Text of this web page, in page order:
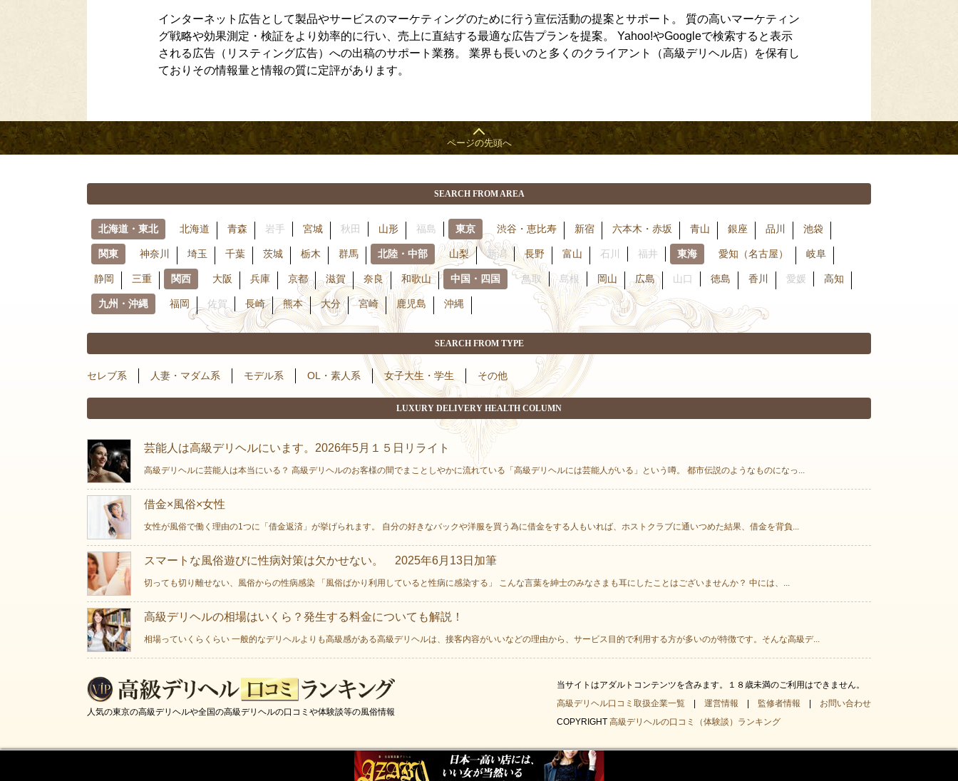
インターネット広告として製品やサービスのマーケティングのために行う宣伝活動の提案とサポート。 質の高いマーケティン
グ戦略や効果測定・検証をより効率的に行い、売上に直結する最適な広告プランを提案。 Yahoo!やGoogleで検索すると表示
される広告（リスティング広告）への出稿のサポート業務。 業界も長いのと多くのクライアント（高級デリヘル店）を保有し
ておりその情報量と情報の質に定評があります。
SEARCH FROM AREA
北海道・東北 北海道 青森 岩手 宮城 秋田 山形 福島 東京 渋谷・恵比寿 新宿 六本木・赤坂 青山 銀座 品川 池袋
関東 神奈川 埼玉 千葉 茨城 栃木 群馬 北陸・中部 山梨 新潟 長野 富山 石川 福井 東海 愛知（名古屋） 岐阜
静岡 三重 関西 大阪 兵庫 京都 滋賀 奈良 和歌山 中国・四国 鳥取 島根 岡山 広島 山口 徳島 香川 愛媛 高知
九州・沖縄 福岡 佐賀 長崎 熊本 大分 宮崎 鹿児島 沖縄
SEARCH FROM TYPE
セレブ系 人妻・マダム系 モデル系 OL・素人系 女子大生・学生 その他
LUXURY DELIVERY HEALTH COLUMN
芸能人は高級デリヘルにいます。2026年5月１５日リライト
高級デリヘルに芸能人は本当にいる？ 高級デリヘルのお客様の間でまことしやかに流れている「高級デリヘルには芸能人がいる」という噂。 都市伝説のようなものになっ...
借金×風俗×女性
女性が風俗で働く理由の1つに「借金返済」が挙げられます。 自分の好きなバックや洋服を買う為に借金をする人もいれば、ホストクラブに通いつめた結果、借金を背負...
スマートな風俗遊びに性病対策は欠かせない。 2025年6月13日加筆
切っても切り離せない、風俗からの性病感染 「風俗ばかり利用していると性病に感染する」 こんな言葉を紳士のみなさまも耳にしたことはございませんか？ 中には、...
高級デリヘルの相場はいくら？発生する料金についても解説！
相場っていくらくらい 一般的なデリヘルよりも高級感がある高級デリヘルは、接客内容がいいなどの理由から、サービス目的で利用する方が多いのが特徴です。そんな高級デ...
人気の東京の高級デリヘルや全国の高級デリヘルの口コミや体験談等の風俗情報
当サイトはアダルトコンテンツを含みます。１８歳未満のご利用はできません。
高級デリヘル口コミ取扱企業一覧
運営情報 監修者情報
お問い合わせ
COPYRIGHT 高級デリヘルの口コミ（体験談）ランキング